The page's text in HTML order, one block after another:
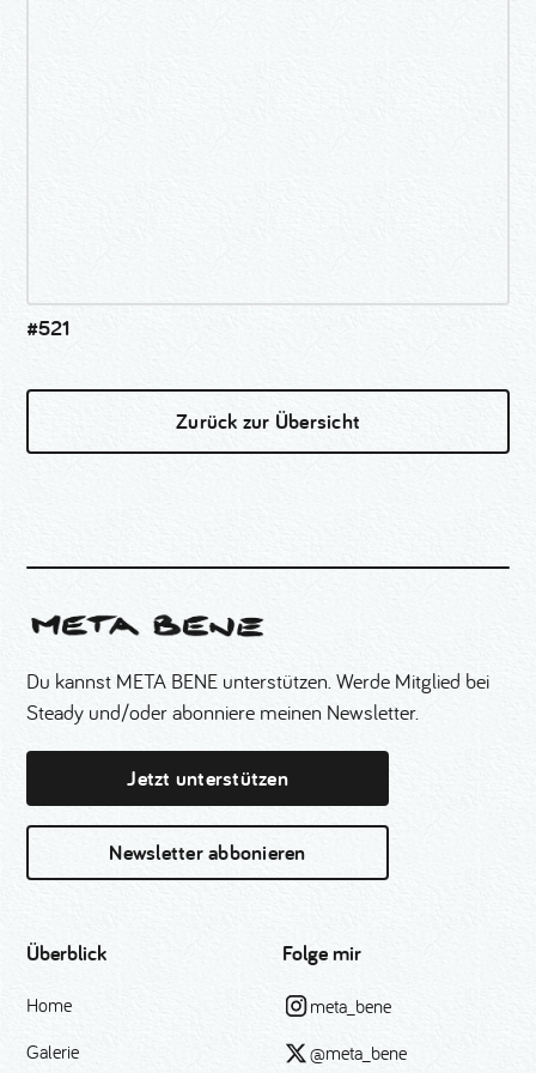
#521
Zurück zur Übersicht
Du kannst META BENE unterstützen. Werde Mitglied bei
Steady und/oder abonniere meinen Newsletter.
Jetzt unterstützen
Newsletter abbonieren
Überblick
Home
Galerie
Folge mir
meta_bene
@meta_bene